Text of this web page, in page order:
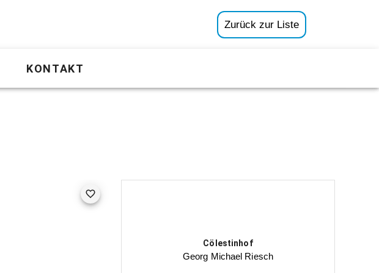
Zurück zur Liste
KONTAKT
Cölestinhof
Georg Michael Riesch